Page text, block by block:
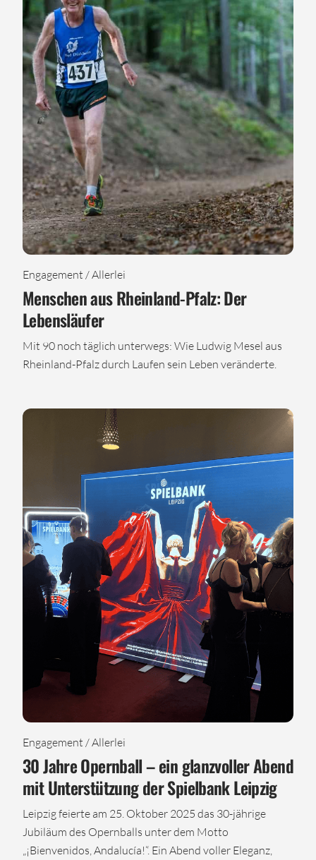
Engagement / Allerlei
Menschen aus Rheinland-Pfalz: Der
Lebensläufer
Mit 90 noch täglich unterwegs: Wie Ludwig Mesel aus
Rheinland-Pfalz durch Laufen sein Leben veränderte.
Engagement / Allerlei
30 Jahre Opernball – ein glanzvoller Abend
mit Unterstützung der Spielbank Leipzig
Leipzig feierte am 25. Oktober 2025 das 30-jährige
Jubiläum des Opernballs unter dem Motto
„¡Bienvenidos, Andalucía!“. Ein Abend voller Eleganz,